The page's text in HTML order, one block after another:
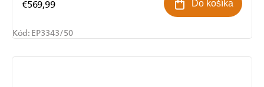
€569,99 Do košíka
Kód: EP3343/50